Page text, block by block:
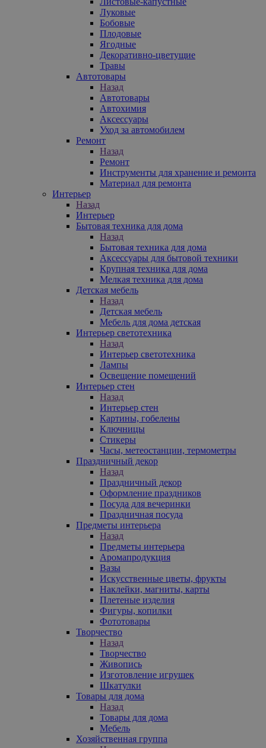
Луковые
Бобовые
Плодовые
Ягодные
Декоративно-цветущие
Травы
Автотовары
Назад
Автотовары
Автохимия
Аксессуары
Уход за автомобилем
Ремонт
Назад
Ремонт
Инструменты для хранение и ремонта
Материал для ремонта
Интерьер
Назад
Интерьер
Бытовая техника для дома
Назад
Бытовая техника для дома
Аксессуары для бытовой техники
Крупная техника для дома
Мелкая техника для дома
Детская мебель
Назад
Детская мебель
Мебель для дома детская
Интерьер светотехника
Назад
Интерьер светотехника
Лампы
Освещение помещений
Интерьер стен
Назад
Интерьер стен
Картины, гобелены
Ключницы
Стикеры
Часы, метеостанции, термометры
Праздничный декор
Назад
Праздничный декор
Оформление праздников
Посуда для вечеринки
Праздничная посуда
Предметы интерьера
Назад
Предметы интерьера
Аромапродукция
Вазы
Искусственные цветы, фрукты
Наклейки, магниты, карты
Плетеные изделия
Фигуры, копилки
Фототовары
Творчество
Назад
Творчество
Живопись
Изготовление игрушек
Шкатулки
Товары для дома
Назад
Товары для дома
Мебель
Хозяйственная группа